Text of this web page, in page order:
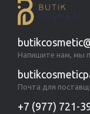
Напишите нам, мы
Почта для
+7 (977) 721-